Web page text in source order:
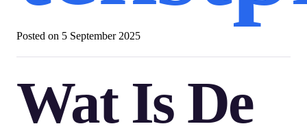
Posted on 5 September 2025
Wat Is De